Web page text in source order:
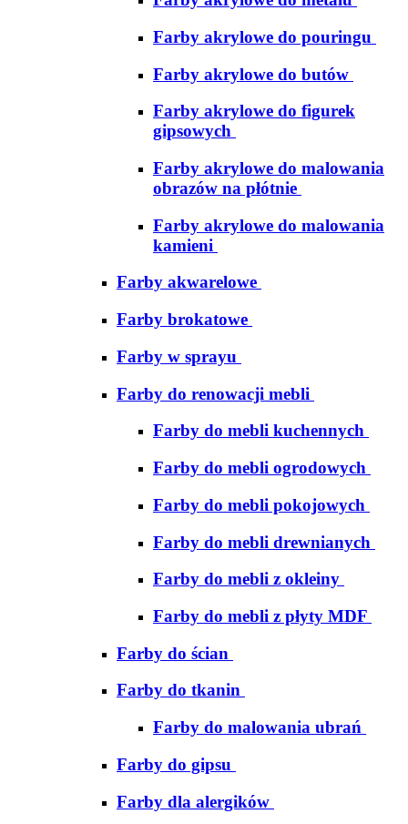
Farby akrylowe do pouringu
Farby akrylowe do butów
Farby akrylowe do figurek
gipsowych
Farby akrylowe do malowania
obrazów na płótnie
Farby akrylowe do malowania
kamieni
Farby akwarelowe
Farby brokatowe
Farby w sprayu
Farby do renowacji mebli
Farby do mebli kuchennych
Farby do mebli ogrodowych
Farby do mebli pokojowych
Farby do mebli drewnianych
Farby do mebli z okleiny
Farby do mebli z płyty MDF
Farby do ścian
Farby do tkanin
Farby do malowania ubrań
Farby do gipsu
Farby dla alergików